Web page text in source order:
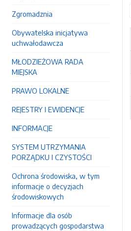
Zgromadznia
Obywatelska inicjatywa
uchwałodawcza
MŁODZIEŻOWA RADA
MIEJSKA
PRAWO LOKALNE
REJESTRY I EWIDENCJE
INFORMACJE
SYSTEM UTRZYMANIA
PORZĄDKU I CZYSTOŚCI
Ochrona środowiska, w tym
informacje o decyzjach
środowiskowych
Informacje dla osób
prowadzących gospodarstwa